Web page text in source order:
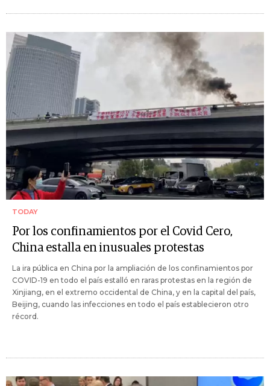
TODAY
Por los confinamientos por el Covid Cero,
China estalla en inusuales protestas
La ira pública en China por la ampliación de los confinamientos por
COVID-19 en todo el país estalló en raras protestas en la región de
Xinjiang, en el extremo occidental de China, y en la capital del país,
Beijing, cuando las infecciones en todo el país establecieron otro
récord.